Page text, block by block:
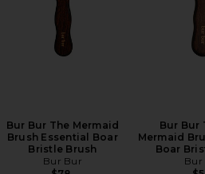
Bur Bur The Mermaid
Brush Essential Boar
Bristle Brush
Bur Bur
Bur Bur
Mermaid
Boar
Bur